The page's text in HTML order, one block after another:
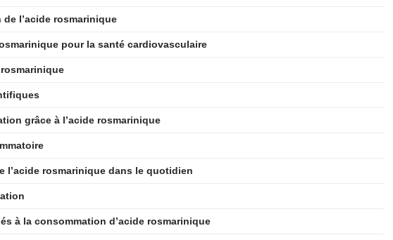
de l’acide rosmarinique
pour la santé cardiovasculaire
grâce à l’acide rosmarinique
l’acide rosmarinique dans le quotidien
à la consommation d’acide rosmarinique